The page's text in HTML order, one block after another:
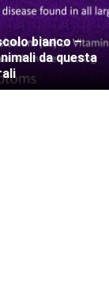
bianco –
da questa